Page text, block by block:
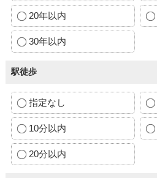
20年以内
30年以内
駅徒歩
指定なし
10分以内
20分以内